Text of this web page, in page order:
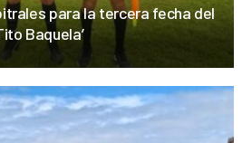
para la tercera fecha del
Baquela’